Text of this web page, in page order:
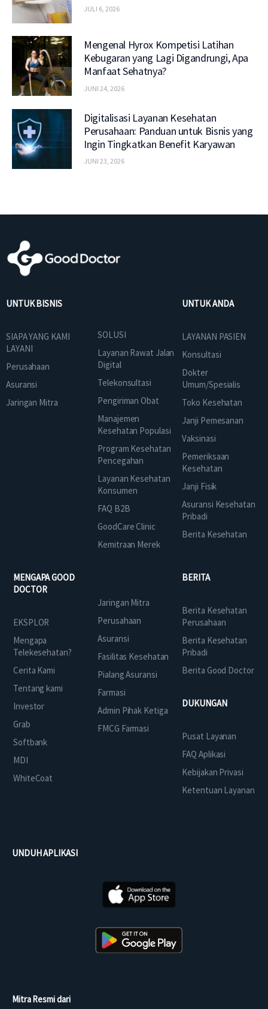
JULI 6, 2026
Mengenal Hyrox Kompetisi Latihan
Kebugaran yang Lagi Digandrungi, Apa
Manfaat Sehatnya?
JUNI 24, 2026
Digitalisasi Layanan Kesehatan
Perusahaan: Panduan untuk Bisnis yang
Ingin Tingkatkan Benefit Karyawan
JUNI 23, 2026
UNTUK BISNIS
SIAPA YANG KAMI
LAYANI
Perusahaan
Asuransi
Jaringan Mitra
SOLUSI
Layanan Rawat Jalan
Digital
Telekonsultasi
Pengiriman Obat
Manajemen
Kesehatan Populasi
Program Kesehatan
Pencegahan
Layanan Kesehatan
Konsumen
FAQ B2B
GoodCare Clinic
Kemitraan Merek
UNTUK ANDA
LAYANAN PASIEN
Konsultasi
Dokter
Umum/Spesialis
Toko Kesehatan
Janji Pemesanan
Vaksinasi
Pemeriksaan
Kesehatan
Janji Fisik
Asuransi Kesehatan
Pribadi
Berita Kesehatan
MENGAPA GOOD
DOCTOR
EKSPLOR
Mengapa
Telekesehatan?
Cerita Kami
Tentang kami
Investor
Grab
Softbank
MDI
WhiteCoat
Jaringan Mitra
Perusahaan
Asuransi
Fasilitas Kesehatan
Pialang Asuransi
Farmasi
Admin Pihak Ketiga
FMCG Farmasi
BERITA
Berita Kesehatan
Perusahaan
Berita Kesehatan
Pribadi
Berita Good Doctor
DUKUNGAN
Pusat Layanan
FAQ Aplikasi
Kebijakan Privasi
Ketentuan Layanan
UNDUH APLIKASI
Mitra Resmi dari